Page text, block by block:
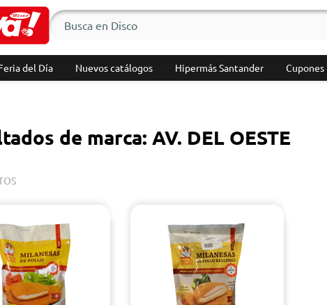
del Día Nuevos catálogos Hipermás Santander Cupones
de marca: AV. DEL OESTE